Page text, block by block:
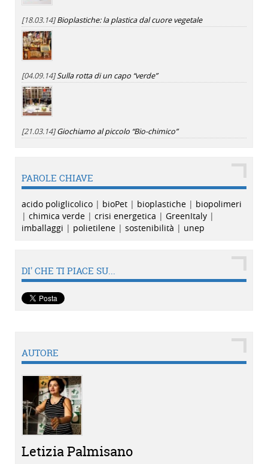
[18.03.14]Bioplastiche: la plastica dal cuore vegetale
[04.09.14]Sulla rotta di un capo “verde”
[21.03.14]Giochiamo al piccolo “Bio-chimico”
PAROLE CHIAVE
acido poliglicolico | bioPet | bioplastiche | biopolimeri
| chimica verde | crisi energetica | GreenItaly |
imballaggi | polietilene | sostenibilità | unep
DI' CHE TI PIACE SU...
AUTORE
Letizia Palmisano